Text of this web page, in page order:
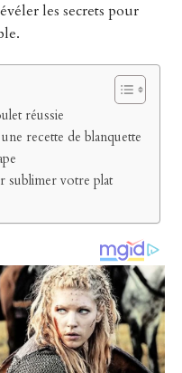
les secrets pour
réussie
recette de blanquette
sublimer votre plat